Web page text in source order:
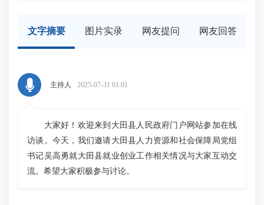
文字摘要 图片实录 网友提问 网友回答
主持人 2025-07-31 01:01
大家好！欢迎来到大田县人民政府门户网站参加在线
访谈。今天，我们邀请大田县人力资源和社会保障局党组
书记吴高勇就大田县就业创业工作相关情况与大家互动交
流。希望大家积极参与讨论。